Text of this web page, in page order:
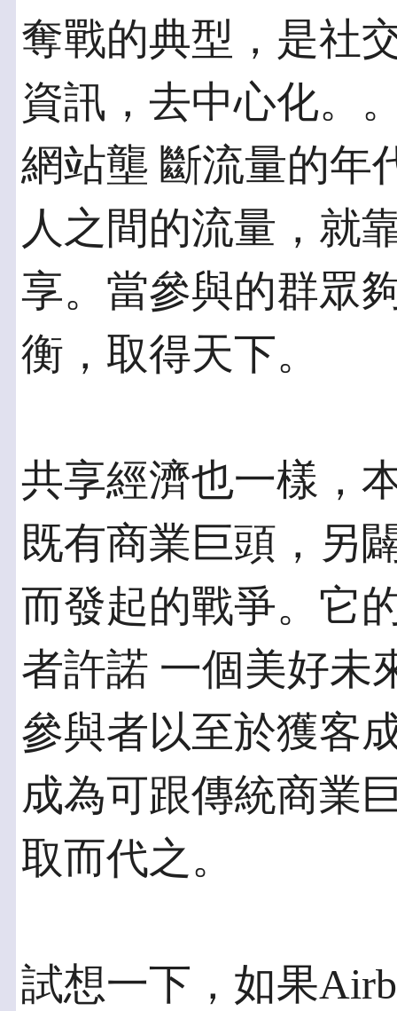
奪戰的典型，是社
資訊，去中心化。
網站壟 斷流量的年
人之間的流量，就
享。當參與的群眾
衡，取得天下。
共享經濟也一樣，
既有商業巨頭，另
而發起的戰爭。它
者許諾 一個美好未
參與者以至於獲客
成為可跟傳統商業
取而代之。
試想一下，如果